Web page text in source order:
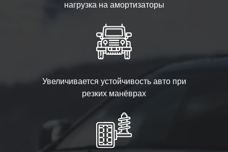
нагрузка на амортизаторы
Увеличивается устойчивость авто при
резких манёврах